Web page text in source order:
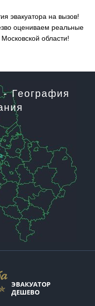
эвакуатора на вызов!
оцениваем реальные
области!
География
ЭВАКУАТОР
ДЕШЕВО